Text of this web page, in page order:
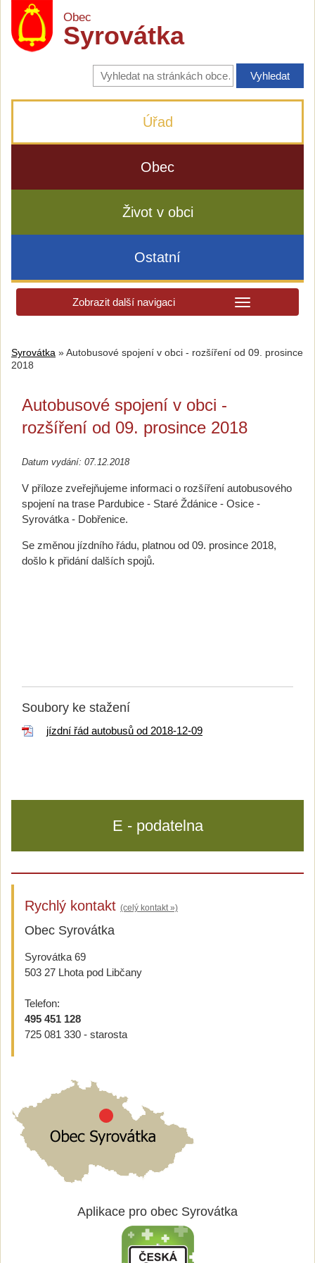
Obec
Syrovátka
Vyhledávání
na
stránkách
Úřad
Obec
Život v obci
Ostatní
Zobrazit další navigaci
Syrovátka » Autobusové spojení v obci - rozšíření od 09. prosince
2018
Autobusové spojení v obci -
rozšíření od 09. prosince 2018
Datum vydání: 07.12.2018
V příloze zveřejňujeme informaci o rozšíření autobusového
spojení na trase Pardubice - Staré Ždánice - Osice -
Syrovátka - Dobřenice.
Se změnou jízdního řádu, platnou od 09. prosince 2018,
došlo k přidání dalších spojů.
Soubory ke stažení
jízdní řád autobusů od 2018-12-09
E - podatelna
Rychlý kontakt (celý kontakt »)
Obec Syrovátka
Syrovátka 69
503 27 Lhota pod Libčany
Telefon:
495 451 128
725 081 330 - starosta
Aplikace pro obec Syrovátka